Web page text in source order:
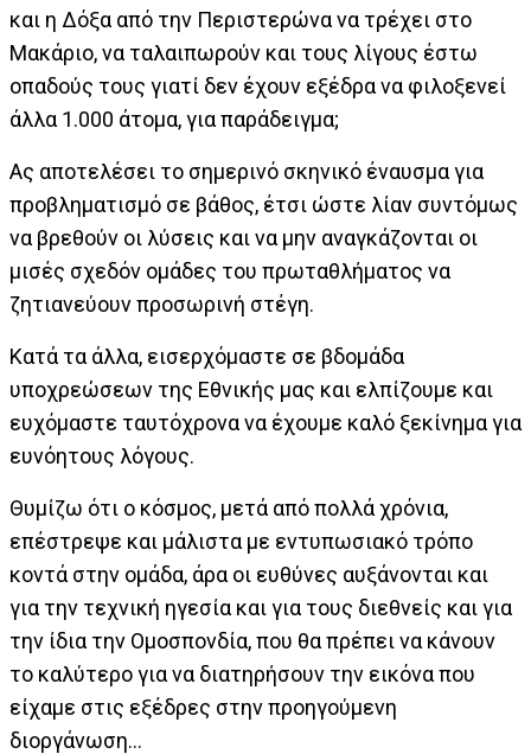
και η Δόξα από την Περιστερώνα να τρέχει στο
Μακάριο, να ταλαιπωρούν και τους λίγους έστω
οπαδούς τους γιατί δεν έχουν εξέδρα να φιλοξενεί
άλλα 1.000 άτομα, για παράδειγμα;
Ας αποτελέσει το σημερινό σκηνικό έναυσμα για
προβληματισμό σε βάθος, έτσι ώστε λίαν συντόμως
να βρεθούν οι λύσεις και να μην αναγκάζονται οι
μισές σχεδόν ομάδες του πρωταθλήματος να
ζητιανεύουν προσωρινή στέγη.
Κατά τα άλλα, εισερχόμαστε σε βδομάδα
υποχρεώσεων της Εθνικής μας και ελπίζουμε και
ευχόμαστε ταυτόχρονα να έχουμε καλό ξεκίνημα για
ευνόητους λόγους.
Θυμίζω ότι ο κόσμος, μετά από πολλά χρόνια,
επέστρεψε και μάλιστα με εντυπωσιακό τρόπο
κοντά στην ομάδα, άρα οι ευθύνες αυξάνονται και
για την τεχνική ηγεσία και για τους διεθνείς και για
την ίδια την Ομοσπονδία, που θα πρέπει να κάνουν
το καλύτερο για να διατηρήσουν την εικόνα που
είχαμε στις εξέδρες στην προηγούμενη
διοργάνωση…